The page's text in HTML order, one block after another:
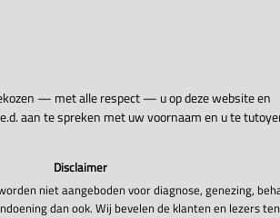
— met alle respect — u op deze website en
aan te spreken met uw voornaam en u te
Disclaimer
niet aangeboden voor diagnose, genezing,
dan ook. Wij bevelen de klanten en lezers